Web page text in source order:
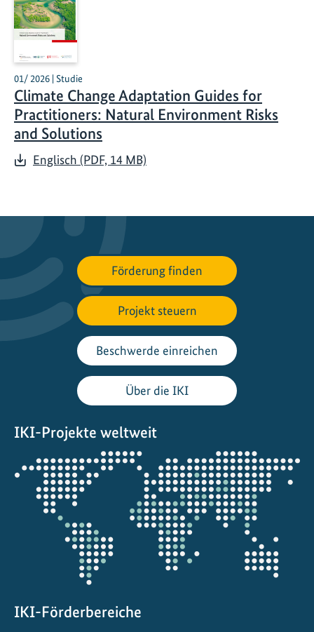
01/ 2026 | Studie
Climate Change Adaptation Guides for
Practitioners: Natural Environment Risks
and Solutions
Englisch (PDF, 14 MB)
Förderung finden
Projekt steuern
Beschwerde einreichen
Über die IKI
IKI-Projekte weltweit
Öffnet
die
Projektkarte
IKI-Förderbereiche